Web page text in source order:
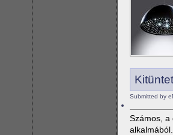
Submitted by
Számos, a